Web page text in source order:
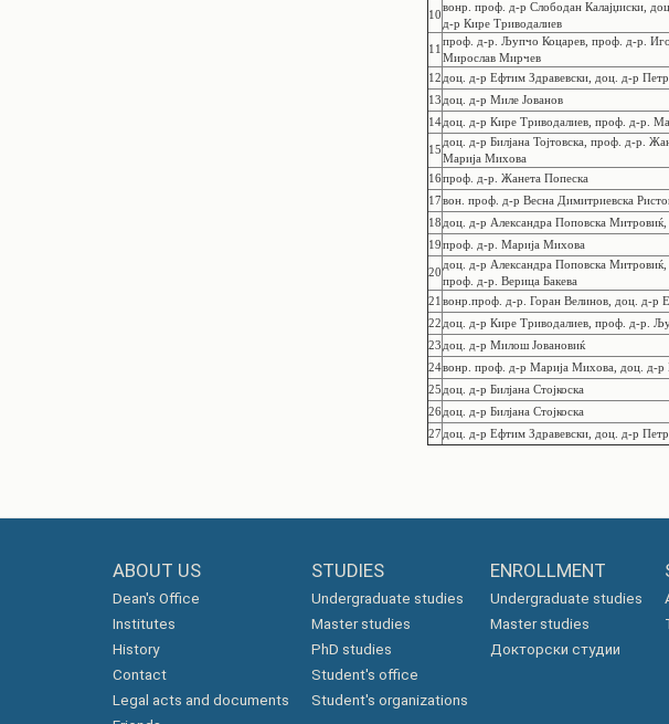
10
вонр. проф. д-р Слободан Калајџиски,
д-р Кире Триводалиев
11
проф. д-р. Љупчо Коцарев, проф. д-р.
Мирослав Мирчев
12 доц. д-р Ефтим Здравевски, доц. д-р
13 доц. д-р Миле Јованов
14доц. д-р Кире Триводалиев, проф. д-р.
15
доц. д-р Билјана Тојтовска, проф. д-р.
Марија Михова
16проф. д-р. Жанета Попеска
17вон. проф. д-р Весна Димитриевска
18 доц. д-р Александра Поповска
19проф. д-р. Марија Михова
20
доц. д-р Александра Поповска Митровиќ,
проф. д-р. Верица Бакева
21 вонр.проф. д-р. Горан Велинов, доц. д-р
22 доц. д-р Кире Триводалиев, проф. д-р.
23 доц. д-р Милош Јовановиќ
24вонр. проф. д-р Марија Михова, доц. д-р
25 доц. д-р Билјана Стојкоска
26доц. д-р Билјана Стојкоска
27доц. д-р Ефтим Здравевски, доц. д-р
ABOUT US
Dean's Office
Institutes
History
Contact
Legal acts and documents
STUDIES
Undergraduate studies
Master studies
PhD studies
Student's office
Student's organizations
ENROLLMENT
Undergraduate studies
Master studies
Докторски студии